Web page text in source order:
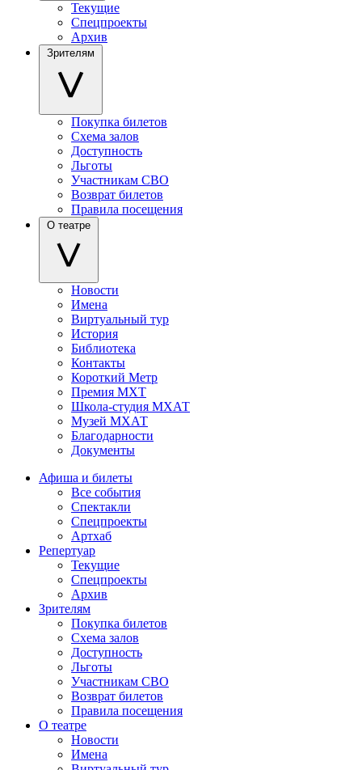
Текущие
Спецпроекты
Архив
Зрителям
Покупка билетов
Схема залов
Доступность
Льготы
Участникам СВО
Возврат билетов
Правила посещения
О театре
Новости
Имена
Виртуальный тур
История
Библиотека
Контакты
Короткий Метр
Премия МХТ
Школа-студия МХАТ
Музей МХАТ
Благодарности
Документы
Афиша и билеты
Все события
Спектакли
Спецпроекты
Артхаб
Репертуар
Текущие
Спецпроекты
Архив
Зрителям
Покупка билетов
Схема залов
Доступность
Льготы
Участникам СВО
Возврат билетов
Правила посещения
О театре
Новости
Имена